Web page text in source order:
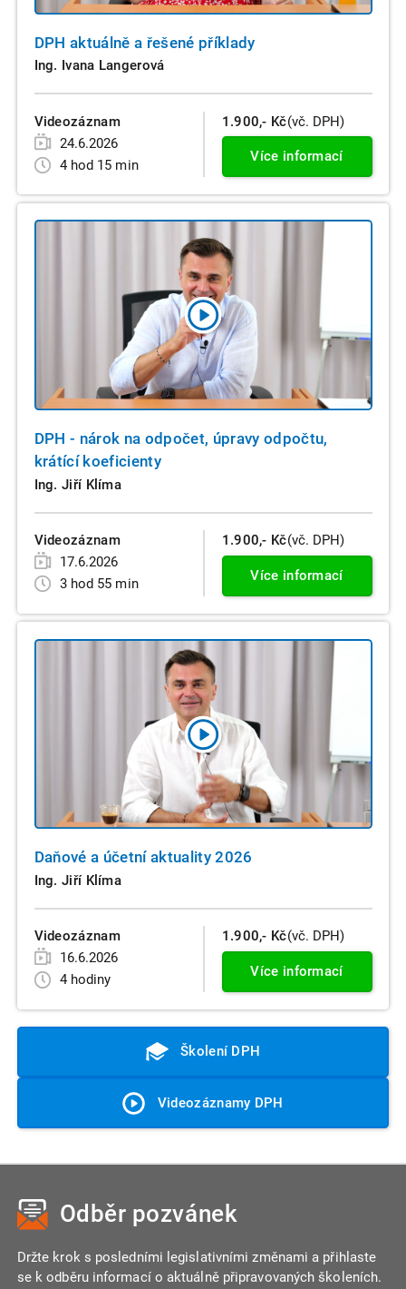
DPH aktuálně a řešené příklady
Ing. Ivana Langerová
Videozáznam
24.6.2026
4 hod 15 min
1.900,- Kč(vč. DPH)
Více informací
DPH - nárok na odpočet, úpravy odpočtu,
krátící koeficienty
Ing. Jiří Klíma
Videozáznam
17.6.2026
3 hod 55 min
1.900,- Kč(vč. DPH)
Více informací
Daňové a účetní aktuality 2026
Ing. Jiří Klíma
Videozáznam
16.6.2026
4 hodiny
1.900,- Kč(vč. DPH)
Více informací
Školení DPH
Videozáznamy DPH
Odběr pozvánek
Držte krok s posledními legislativními změnami a přihlaste
se k odběru informací o aktuálně připravovaných školeních.